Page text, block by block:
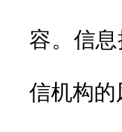
容。信
信机构